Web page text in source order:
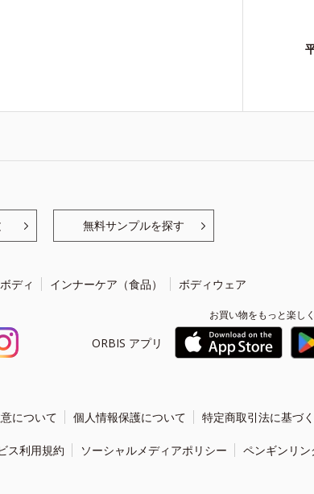
無料サンプルを探す
ディ インナーケア（食品） ボディウェア
ORBIS アプリ
お買い物をもっと楽し
について 個人情報保護について 特定商取引法に基づ
ス利用規約 ソーシャルメディアポリシー ペンギンリン